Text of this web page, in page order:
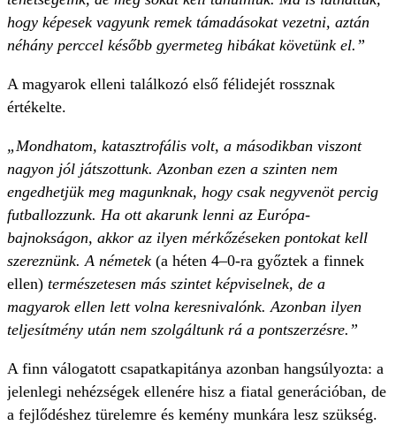
hogy képesek vagyunk remek támadásokat vezetni, aztán
néhány perccel később gyermeteg hibákat követünk el.”
A magyarok elleni találkozó első félidejét rossznak
értékelte.
„Mondhatom, katasztrofális volt, a másodikban viszont
nagyon jól játszottunk. Azonban ezen a szinten nem
engedhetjük meg magunknak, hogy csak negyvenöt percig
futballozzunk. Ha ott akarunk lenni az Európa-
bajnokságon, akkor az ilyen mérkőzéseken pontokat kell
szereznünk. A németek (a héten 4–0-ra győztek a finnek
ellen) természetesen más szintet képviselnek, de a
magyarok ellen lett volna keresnivalónk. Azonban ilyen
teljesítmény után nem szolgáltunk rá a pontszerzésre.”
A finn válogatott csapatkapitánya azonban hangsúlyozta: a
jelenlegi nehézségek ellenére hisz a fiatal generációban, de
a fejlődéshez türelemre és kemény munkára lesz szükség.